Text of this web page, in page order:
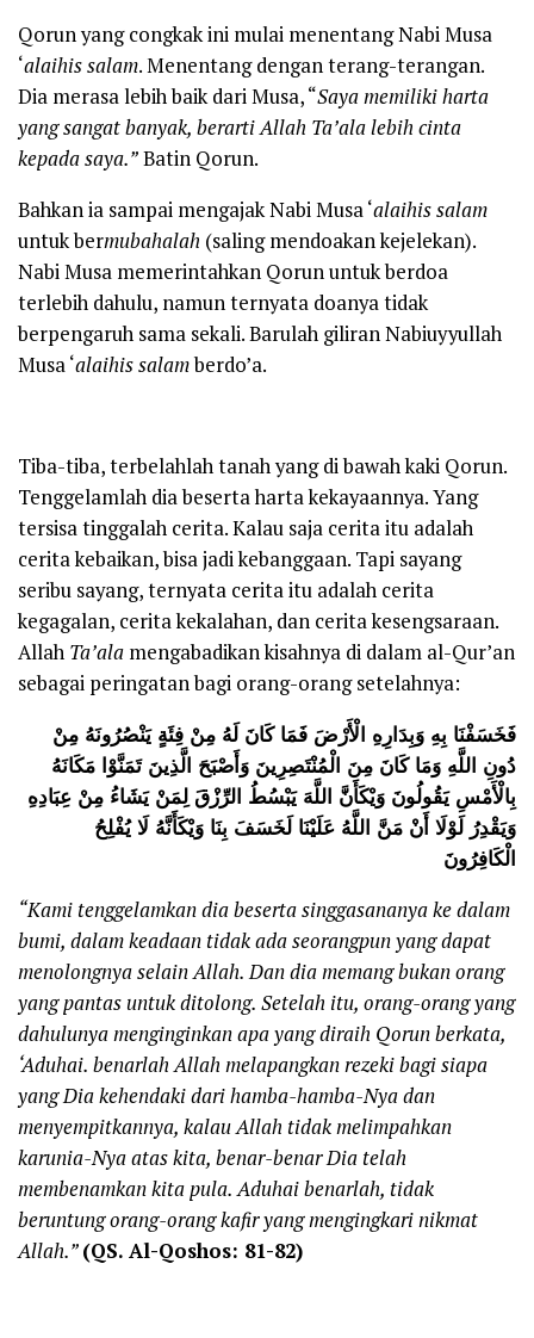
Qorun yang congkak ini mulai menentang Nabi Musa
‘alaihis salam. Menentang dengan terang-terangan.
Dia merasa lebih baik dari Musa, “Saya memiliki harta
yang sangat banyak, berarti Allah Ta’ala lebih cinta
kepada saya.”Batin Qorun.
Bahkan ia sampai mengajak Nabi Musa ‘alaihis salam
untuk bermubahalah (saling mendoakan kejelekan).
Nabi Musa memerintahkan Qorun untuk berdoa
terlebih dahulu, namun ternyata doanya tidak
berpengaruh sama sekali. Barulah giliran Nabiuyyullah
Musa ‘alaihis salamberdo’a.
Tiba-tiba, terbelahlah tanah yang di bawah kaki Qorun.
Tenggelamlah dia beserta harta kekayaannya. Yang
tersisa tinggalah cerita. Kalau saja cerita itu adalah
cerita kebaikan, bisa jadi kebanggaan. Tapi sayang
seribu sayang, ternyata cerita itu adalah cerita
kegagalan, cerita kekalahan, dan cerita kesengsaraan.
Allah Ta’ala mengabadikan kisahnya di dalam al-Qur’an
sebagai peringatan bagi orang-orang setelahnya:
فَخَسَفْنَا بِهِ وَبِدَارِهِ الْأَرْضَ فَمَا كَانَ لَهُ مِنْ فِئَةٍ يَنْصُرُونَهُ مِنْ
دُونِ اللَّهِ وَمَا كَانَ مِنَ الْمُنْتَصِرِينَ وَأَصْبَحَ الَّذِينَ تَمَنَّوْا مَكَانَهُ
بِالْأَمْسِ يَقُولُونَ وَيْكَأَنَّ اللَّهَ يَبْسُطُ الرِّزْقَ لِمَنْ يَشَاءُ مِنْ عِبَادِهِ
وَيَقْدِرُ لَوْلَا أَنْ مَنَّ اللَّهُ عَلَيْنَا لَخَسَفَ بِنَا وَيْكَأَنَّهُ لَا يُفْلِحُ
الْكَافِرُونَ
“Kami tenggelamkan dia beserta singgasananya ke dalam
bumi, dalam keadaan tidak ada seorangpun yang dapat
menolongnya selain Allah. Dan dia memang bukan orang
yang pantas untuk ditolong. Setelah itu, orang-orang yang
dahulunya menginginkan apa yang diraih Qorun berkata,
‘Aduhai. benarlah Allah melapangkan rezeki bagi siapa
yang Dia kehendaki dari hamba-hamba-Nya dan
menyempitkannya, kalau Allah tidak melimpahkan
karunia-Nya atas kita, benar-benar Dia telah
membenamkan kita pula. Aduhai benarlah, tidak
beruntung orang-orang kafir yang mengingkari nikmat
Allah.”(QS. Al-Qoshos: 81-82)